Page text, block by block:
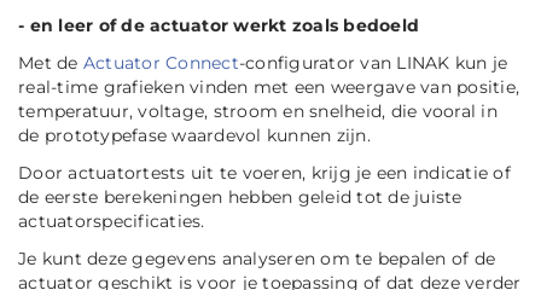
- en leer of de actuator werkt zoals bedoeld
Met de Actuator Connect-configurator van LINAK kun je
real-time grafieken vinden met een weergave van positie,
temperatuur, voltage, stroom en snelheid, die vooral in
de prototypefase waardevol kunnen zijn.
Door actuatortests uit te voeren, krijg je een indicatie of
de eerste berekeningen hebben geleid tot de juiste
actuatorspecificaties.
Je kunt deze gegevens analyseren om te bepalen of de
actuator geschikt is voor je toepassing of dat deze verder